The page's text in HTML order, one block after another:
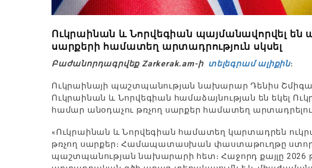
Ուկրաինան և Նորվեգիան պայմանավորվել են
սարքերի համատեղ արտադրություն սկսել
Բաժանորդագրվեք Zarkerak.am-ի տելեգրամ ալիքին։
Ուկրաինայի պաշտպանության նախարար Դենիս
Ուկրաինան և Նորվեգիան համաձայնության են եկել
համար անօդաչու թռչող սարքեր համատեղ արտադրելու
«Ուկրաինան և Նորվեգիան համատեղ կարտադրեն
թռչող սարքեր։ Համապատասխան փաստաթուղթը
պաշտպանության նախարարի հետ։ Հաջորդ քայլը